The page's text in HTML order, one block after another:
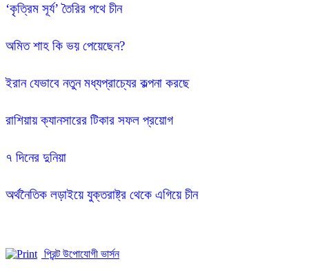
‘কৃত্রিম সূর্য’ তৈরির পথে চীন
অমিত শাহ কি ভয় পেয়েছেন?
ইরান যেভাবে নতুন মধ্যপ্রাচ্যের কল্পনা করছে
রাশিয়ায় ক্যানসারের টিকার সফল প্রয়োগ
৭ দিনের দুনিয়া
অর্থনৈতিক লড়াইয়ে যুক্তরাষ্ট্র থেকে এগিয়ে চীন
প্রিন্ট উপোযোগী ভার্সন